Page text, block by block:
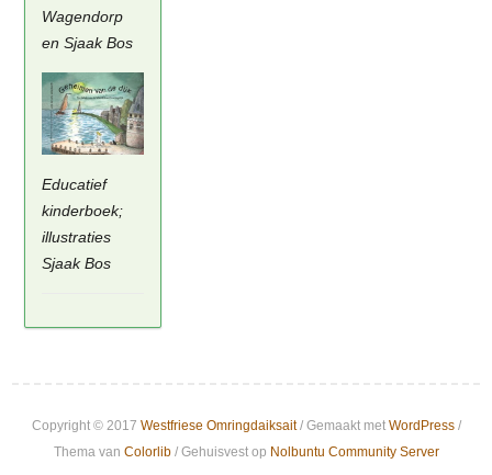
Wagendorp
en Sjaak Bos
Educatief
kinderboek;
illustraties
Sjaak Bos
Copyright © 2017 Westfriese Omringdaiksait/ Gemaakt met WordPress/
Thema van Colorlib/ Gehuisvest op Nolbuntu Community Server